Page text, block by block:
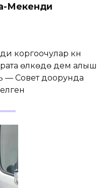
Мекенди
коргоочулар күнү
өлкөдө дем алыш
— Совет доорунда